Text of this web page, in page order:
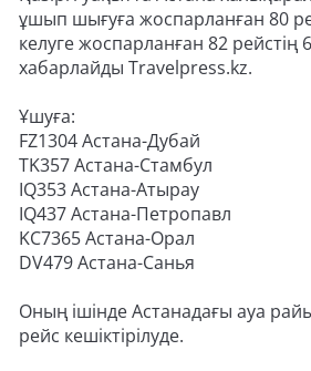
ұшып шығуға жоспарланған 80
келуге жоспарланған 82 рейстің
хабарлайды Travelpress.kz.
Ұшуға:
FZ1304 Астана-Дубай
TK357 Астана-Стамбул
IQ353 Астана-Атырау
IQ437 Астана-Петропавл
KC7365 Астана-Орал
DV479 Астана-Санья
Оның ішінде Астанадағы ауа
рейс кешіктірілуде.